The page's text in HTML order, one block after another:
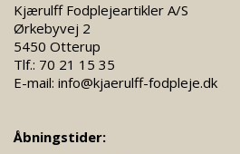
Kjærulff Fodplejeartikler A/S
Ørkebyvej 2
5450 Otterup
Tlf.: 70 21 15 35
E-mail: info@kjaerulff-fodpleje.dk
Åbningstider: